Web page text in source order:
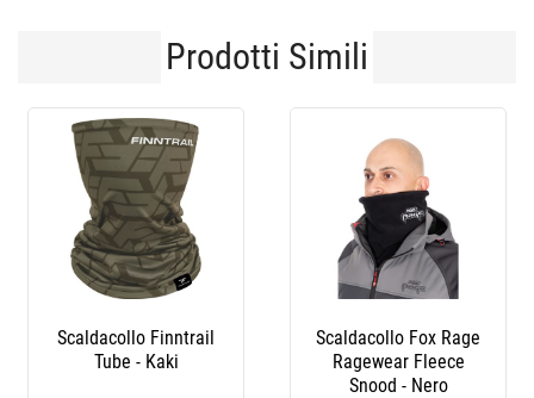
Prodotti Simili
Finntrail
Tube - Kaki
Scaldacollo Fox Rage
Ragewear Fleece
Snood - Nero